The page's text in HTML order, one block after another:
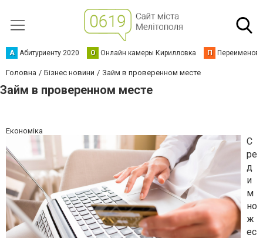
А Абитуриенту 2020 О Онлайн камеры Кирилловка П
Головна Бізнес новини Займ в проверенном месте
Займ в проверенном месте
Економіка
С
ре
д
и
м
но
ж
ес